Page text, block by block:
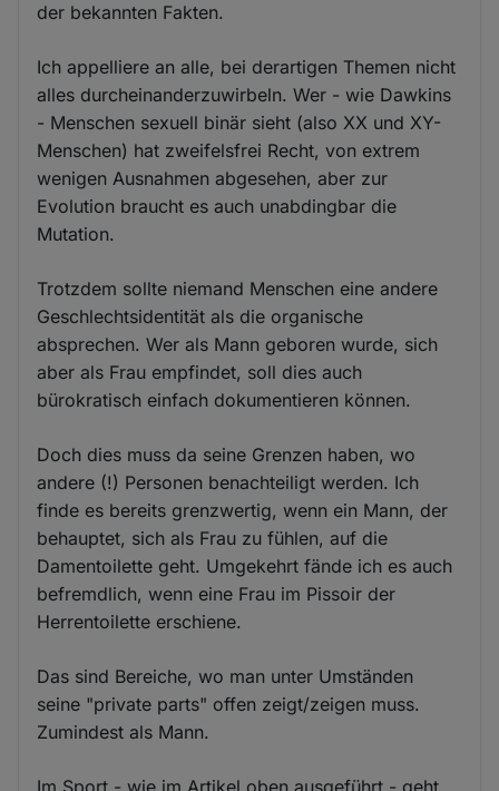
der bekannten Fakten.
Ich appelliere an alle, bei derartigen Themen nicht
alles durcheinanderzuwirbeln. Wer - wie Dawkins
- Menschen sexuell binär sieht (also XX und XY-
Menschen) hat zweifelsfrei Recht, von extrem
wenigen Ausnahmen abgesehen, aber zur
Evolution braucht es auch unabdingbar die
Mutation.
Trotzdem sollte niemand Menschen eine andere
Geschlechtsidentität als die organische
absprechen. Wer als Mann geboren wurde, sich
aber als Frau empfindet, soll dies auch
bürokratisch einfach dokumentieren können.
Doch dies muss da seine Grenzen haben, wo
andere (!) Personen benachteiligt werden. Ich
finde es bereits grenzwertig, wenn ein Mann, der
behauptet, sich als Frau zu fühlen, auf die
Damentoilette geht. Umgekehrt fände ich es auch
befremdlich, wenn eine Frau im Pissoir der
Herrentoilette erschiene.
Das sind Bereiche, wo man unter Umständen
seine "private parts" offen zeigt/zeigen muss.
Zumindest als Mann.